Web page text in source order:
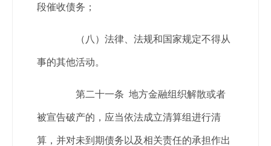
段催收债务；
（八）法律、法规和国家规定不得从
事的其他活动。
第二十一条 地方金融组织解散或者
被宣告破产的，应当依法成立清算组进行清
算，并对未到期债务以及相关责任的承担作出